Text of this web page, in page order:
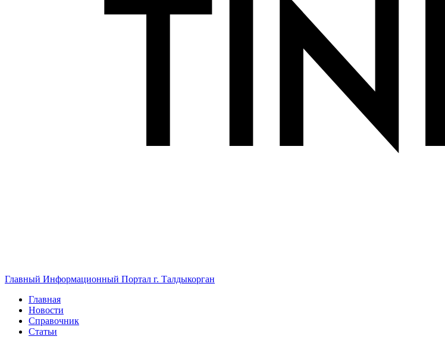
Главный Информационный Портал г. Талдыкорган
Главная
Новости
Справочник
Статьи